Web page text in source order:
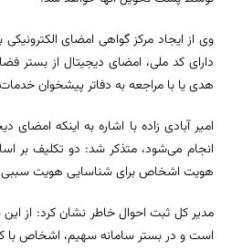
وی از ایجاد مرکز گواهی امضای
دارای کد ملی، امضای دیجیتال از بستر
هدی یا با مراجعه به دفاتر پیشخوان
امیر آبادی زاده با اشاره به اینکه
انجام می‌شود، متذکر شد: دو تکلیف بر
هویت اشخاص برای شناسایی هویت سببی
مدیر کل ثبت احوال خاطر نشان کرد: از این
است و در بستر سامانه سهیم، اشخاص با کد